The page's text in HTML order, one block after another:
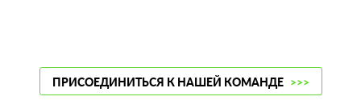
ПРИСОЕДИНИТЬСЯ К НАШЕЙ КОМАНДЕ >>>